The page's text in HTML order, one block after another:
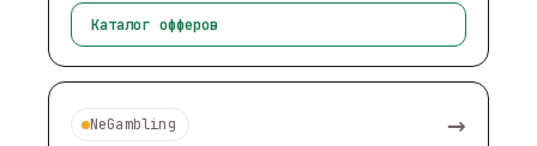
Каталог офферов
NeGambling →